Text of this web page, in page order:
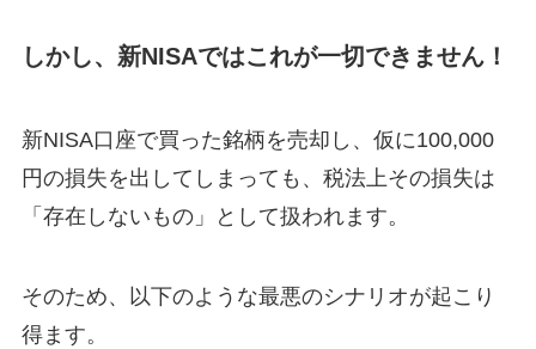
しかし、新NISAではこれが一切できません！
新NISA口座で買った銘柄を売却し、仮に100,000
円の損失を出してしまっても、税法上その損失は
「存在しないもの」として扱われます。
そのため、以下のような最悪のシナリオが起こり
得ます。